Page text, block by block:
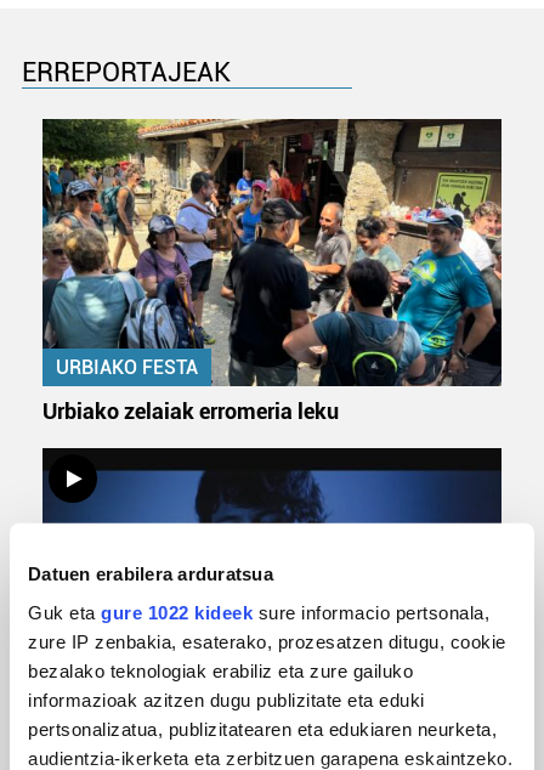
Datuen erabilera arduratsua
Guk eta gure 1022 kideek sure informacio pertsonala,
zure IP zenbakia, esaterako, prozesatzen ditugu, cookie
bezalako teknologiak erabiliz eta zure gailuko
informazioak azitzen dugu publizitate eta eduki
pertsonalizatua, publizitatearen eta edukiaren neurketa,
audientzia-ikerketa eta zerbitzuen garapena eskaintzeko.
ERREPORTAJEAK
URBIAKO FESTA
Urbiako zelaiak erromeria leku
MUSIKA
Odik berria ezagutzeko aukera 'KimiK' eta